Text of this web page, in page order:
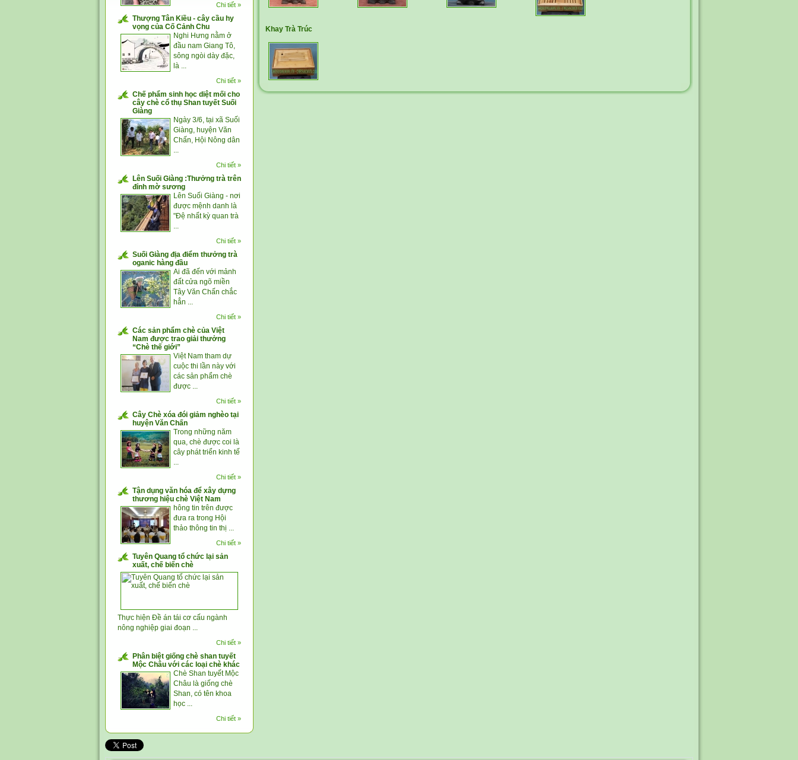
Chi tiết »
Thượng Tân Kiều - cây cầu hy
vọng của Cố Cảnh Chu
Nghi Hưng nằm ở
đầu nam Giang Tô,
sông ngòi dày đặc,
là ...
Chi tiết »
Chế phẩm sinh học diệt mối cho
cây chè cổ thụ Shan tuyết Suối
Giàng
Ngày 3/6, tại xã Suối
Giàng, huyện Văn
Chấn, Hội Nông dân
...
Chi tiết »
Lên Suối Giàng :Thưởng trà trên
đỉnh mờ sương
Lên Suối Giàng - nơi
được mệnh danh là
"Đệ nhất kỳ quan trà
...
Chi tiết »
Suối Giàng địa điểm thưởng trà
oganic hàng đầu
Ai đã đến với mảnh
đất cửa ngõ miền
Tây Văn Chấn chắc
hẳn ...
Chi tiết »
Các sản phẩm chè của Việt
Nam được trao giải thưởng
“Chè thế giới”
Việt Nam tham dự
cuộc thi lần này với
các sản phẩm chè
được ...
Chi tiết »
Cây Chè xóa đói giảm nghèo tại
huyện Văn Chấn
Trong những năm
qua, chè được coi là
cây phát triển kinh tế
...
Chi tiết »
Tận dụng văn hóa để xây dựng
thương hiệu chè Việt Nam
hông tin trên được
đưa ra trong Hội
thảo thông tin thị ...
Chi tiết »
Tuyên Quang tổ chức lại sản
xuất, chế biến chè
Thực hiện Đề án tái cơ cấu ngành
nông nghiệp giai đoạn ...
Chi tiết »
Phân biệt giống chè shan tuyết
Mộc Châu với các loại chè khác
Chè Shan tuyết Mộc
Châu là giống chè
Shan, có tên khoa
học ...
Chi tiết »
Khay Trà Trúc